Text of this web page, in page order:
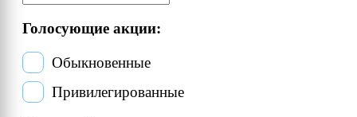
Голосующие акции:
Обыкновенные
Привилегированные